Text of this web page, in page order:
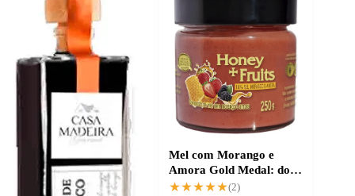
Mel com Morango e
Amora Gold Medal: doce
natural sem açúcar
★★★★★
★★★★★(2)